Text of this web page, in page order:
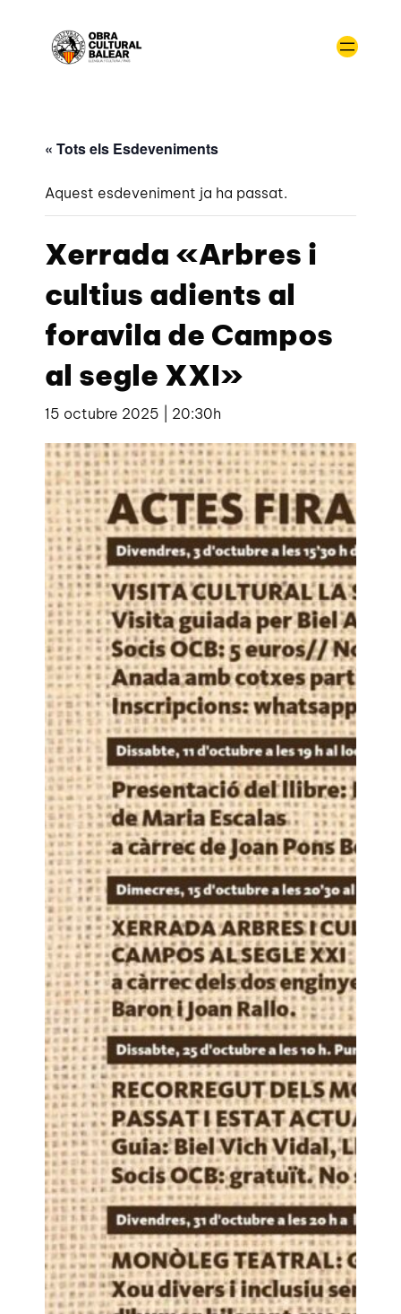
« Tots els Esdeveniments
Aquest esdeveniment ja ha passat.
Xerrada «Arbres i
cultius adients al
foravila de Campos
al segle XXI»
15 octubre 2025 | 20:30h